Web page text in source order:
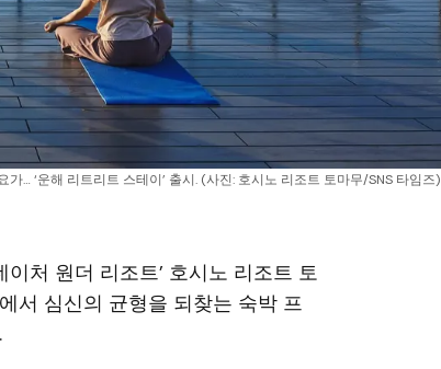
… ‘운해 리트리트 스테이’ 출시. (사진: 호시노 리조트 토마무/SNS 타임즈)
처 원더 리조트’ 호시노 리조트 토
서 심신의 균형을 되찾는 숙박 프